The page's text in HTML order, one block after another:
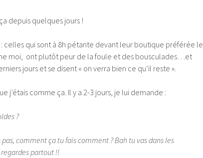
depuis quelques jours !
: celles qui sont à 8h pétante devant leur boutique préférée le
moi, ont plutôt peur de la foule et des bousculades…et
jours et se disent « on verra bien ce qu’il reste ».
j’étais comme ça. Il y a 2-3 jours, je lui demande :
?
comment ça tu fais comment ? Bah tu vas dans les
partout !!